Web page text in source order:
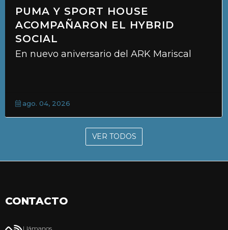
PUMA Y SPORT HOUSE
ACOMPAÑARON EL HYBRID
SOCIAL
En nuevo aniversario del ARK Mariscal
ago. 04, 2026
VER TODOS
CONTACTO
Llámanos